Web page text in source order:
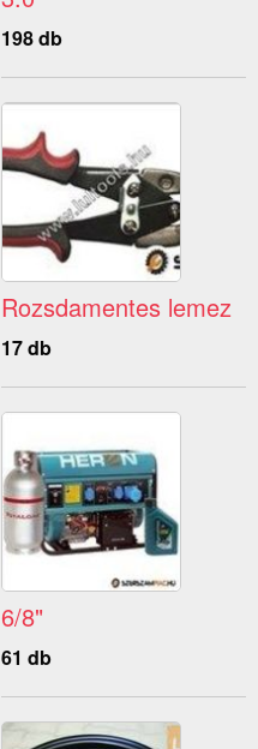
198 db
Rozsdamentes lemez
17 db
6/8"
61 db